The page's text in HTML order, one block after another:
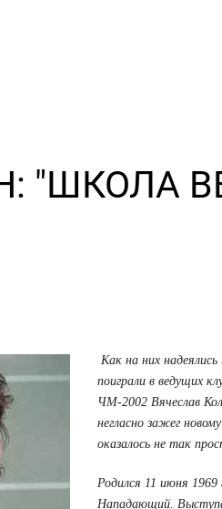
"ШКОЛА
Как на них
поиграли в ведущих
ЧМ-2002 Вячеслав
негласно зажег
оказалось не так
Родился 11 июня 1969
Нападающий.